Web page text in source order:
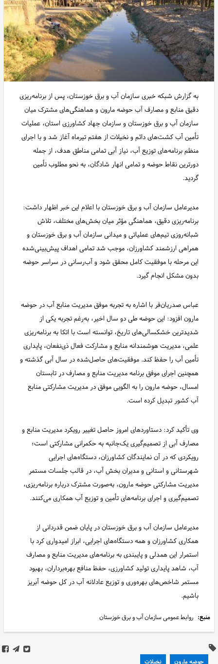
به گزارش شبکه خبری سازمان آب و برق خوزستان، پس از برنامه‌ریزی
دقیق منابع و مصارف آب حوضه مارون و هماهنگی‌های مشترک میان
سازمان آب و برق خوزستان و سازمان جهاد کشاورزی استان، عملیات
تأمین آب کشت‌های دائم و نخیلات از هفتم تیرماه آغاز شد و با اجرای
منظم برنامه‌های توزیع آب، نیاز آبی تمامی مناطق هدف، از جمله
دورترین نقاط حوضه و تمامی انهار شادگان، به نحو مطلوب تأمین
گردید.
مدیرعامل سازمان آب و برق خوزستان با اعلام این خبر اظهار داشت:
برنامه‌ریزی دقیق، هماهنگی مؤثر میان بخش‌های مختلف، تلاش
شبانه‌روزی تیم‌های عملیاتی و میدانی سازمان آب و برق خوزستان و
همراهی ارزشمند کشاورزان، موجب شد تمامی اهداف پیش‌بینی‌شده
این مرحله با موفقیت کامل محقق شود و آب‌رسانی در سراسر حوضه
بدون مشکل انجام گیرد.
عباس صدریان‌فر با اشاره به تجربه موفق مدیریت منابع آب در حوضه
مارون افزود: این حوضه طی دو سال اخیر، به‌رغم تجربه یکی از
شدیدترین خشکسالی‌های تاریخ، توانسته است با اتکا به برنامه‌ریزی
علمی، مدیریت هوشمندانه منابع و مشارکت فعال ذی‌نفعان، پایداری
تأمین آب را حفظ کند. موفقیت‌های حاصل‌شده در سال آبی گذشته و
همچنین اجرای موفق برنامه مدیریت منابع و مصارف در تابستان
امسال، حوضه مارون را به الگویی موفق در مدیریت مشارکتی منابع
آب کشور تبدیل کرده است.
وی تأکید کرد: دستاوردهای امروز حاصل تغییر رویکرد مدیریت منابع و
مصارف آبی از تصمیم‌گیری یک‌جانبه به حکمرانی مشارکتی است؛
رویکردی که در آن نمایندگان کشاورزان، دستگاه‌های اجرایی
شهرستانی و استانی و مدیران بخش آب، در قالب جلسات مستمر
مدیریت مشارکتی حوضه مارون، به‌صورت مشترک درباره برنامه‌ریزی،
تصمیم‌گیری و اجرای برنامه‌های تأمین و توزیع آب همکاری می‌کنند.
مدیرعامل سازمان آب و برق خوزستان در پایان ضمن قدردانی از
همکاری کشاورزان و همه دستگاه‌های اجرایی، ابراز امیدواری کرد با
استمرار این همدلی و پایبندی به برنامه‌های مدیریت منابع و مصارف
آب، شاهد پایداری تولید کشاورزی، حفظ منافع بهره‌برداران، بهبود
مستمر شاخص‌های بهره‌وری و توزیع عادلانه آب در کل حوضه آبریز
باشیم.
منبع: روابط عمومی سازمان آب و برق خوزستان
حوضه مارون نخیلات